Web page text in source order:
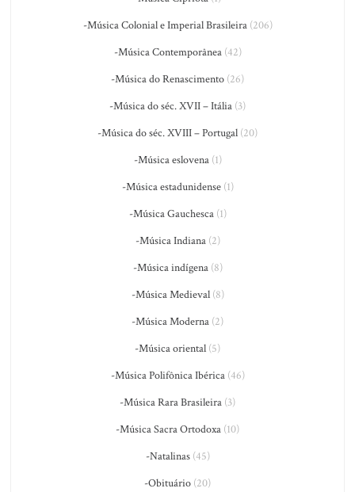
-Música Colonial e Imperial Brasileira(206)
-Música Contemporânea(42)
-Música do Renascimento (26)
-Música do séc. XVII – Itália (3)
-Música do séc. XVIII – Portugal (20)
-Música eslovena(1)
-Música estadunidense(1)
-Música Gauchesca(1)
-Música Indiana(2)
-Música indígena(8)
-Música Medieval(8)
-Música Moderna (2)
-Música oriental (5)
-Música Polifônica Ibérica(46)
-Música Rara Brasileira (3)
-Música Sacra Ortodoxa (10)
-Natalinas(45)
-Obituário (20)